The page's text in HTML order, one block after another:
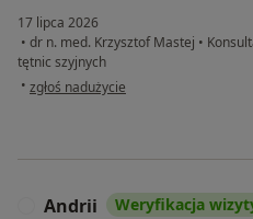
17 lipca 2026
• dr n. med. Krzysztof Mastej •
tętnic szyjnych
• w opinii użytkownika DS
zgłoś nadużycie
Andrii Weryfikacja